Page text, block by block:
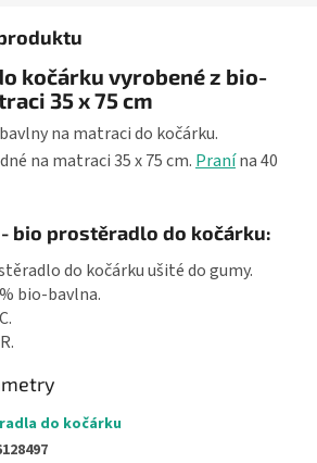
kočárku vyrobené z bio-
35 x 75 cm
na matraci do kočárku.
na matraci 35 x 75 cm. Pranína 40
bio prostěradlo do kočárku:
do kočárku ušité do gumy.
bio-bavlna.
do kočárku